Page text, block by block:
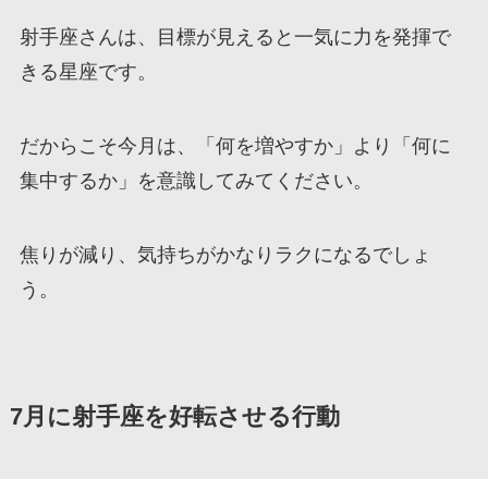
射手座さんは、目標が見えると一気に力を発揮で
きる星座です。
だからこそ今月は、「何を増やすか」より「何に
集中するか」を意識してみてください。
焦りが減り、気持ちがかなりラクになるでしょ
う。
7月に射手座を好転させる行動